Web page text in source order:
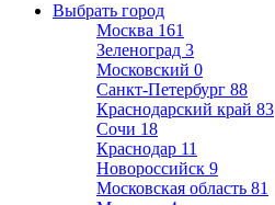
Выбрать город
Москва 161
Зеленоград 3
Московский 0
Санкт-Петербург 88
Краснодарский край 83
Сочи 18
Краснодар 11
Новороссийск 9
Московская область 81